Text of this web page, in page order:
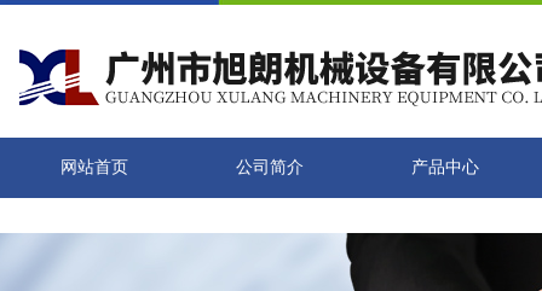
网站首页 公司简介 产品中心